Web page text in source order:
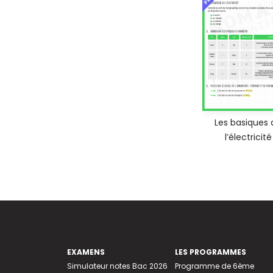
Les basiques
l’électricité
EXAMENS
Simulateur notes Bac 2026
LES PROGRAMMES
Programme de 6ème